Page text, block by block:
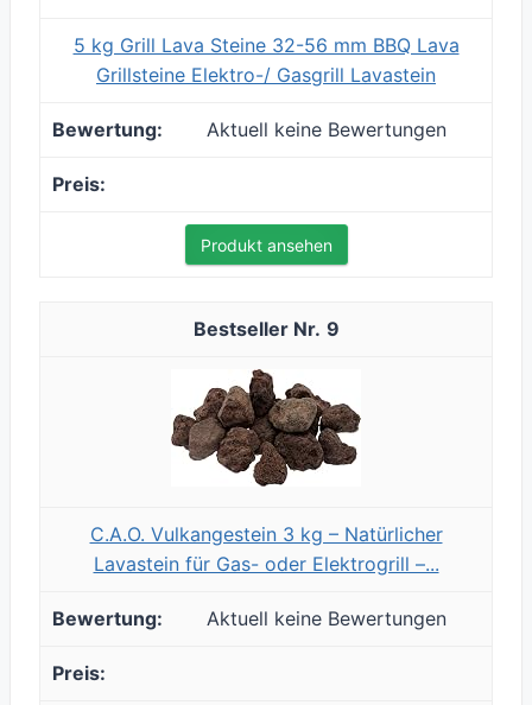
5 kg Grill Lava Steine 32-56 mm BBQ Lava
Grillsteine Elektro-/ Gasgrill Lavastein
Aktuell keine Bewertungen
Produkt ansehen
9
C.A.O. Vulkangestein 3 kg – Natürlicher
Lavastein für Gas- oder Elektrogrill –...
Aktuell keine Bewertungen